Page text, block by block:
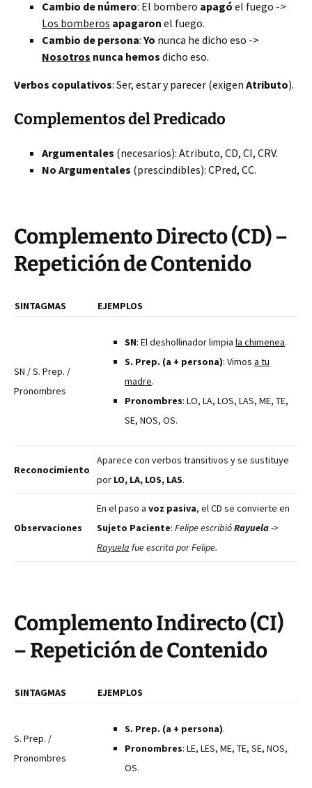
Cambio de número: El bombero apagó el fuego ->
Los bomberos apagaron el fuego.
Cambio de persona: Yo nunca he dicho eso ->
Nosotros nunca hemos dicho eso.
Verbos copulativos: Ser, estar y parecer (exigen Atributo).
Complementos del Predicado
Argumentales (necesarios): Atributo, CD, CI, CRV.
No Argumentales (prescindibles): CPred, CC.
Complemento Directo (CD) –
Repetición de Contenido
SINTAGMAS EJEMPLOS
SN / S. Prep. /
Pronombres
SN: El deshollinador limpia la chimenea.
S. Prep. (a + persona): Vimos a tu
madre.
Pronombres: LO, LA, LOS, LAS, ME, TE,
SE, NOS, OS.
Reconocimiento
Aparece con verbos transitivos y se sustituye
por LO, LA, LOS, LAS.
Observaciones
En el paso a voz pasiva, el CD se convierte en
Sujeto Paciente: Felipe escribióRayuela->
Rayuela fue escrita por Felipe.
Complemento Indirecto (CI)
– Repetición de Contenido
SINTAGMAS EJEMPLOS
S. Prep. /
Pronombres
S. Prep. (a + persona).
Pronombres: LE, LES, ME, TE, SE, NOS,
OS.